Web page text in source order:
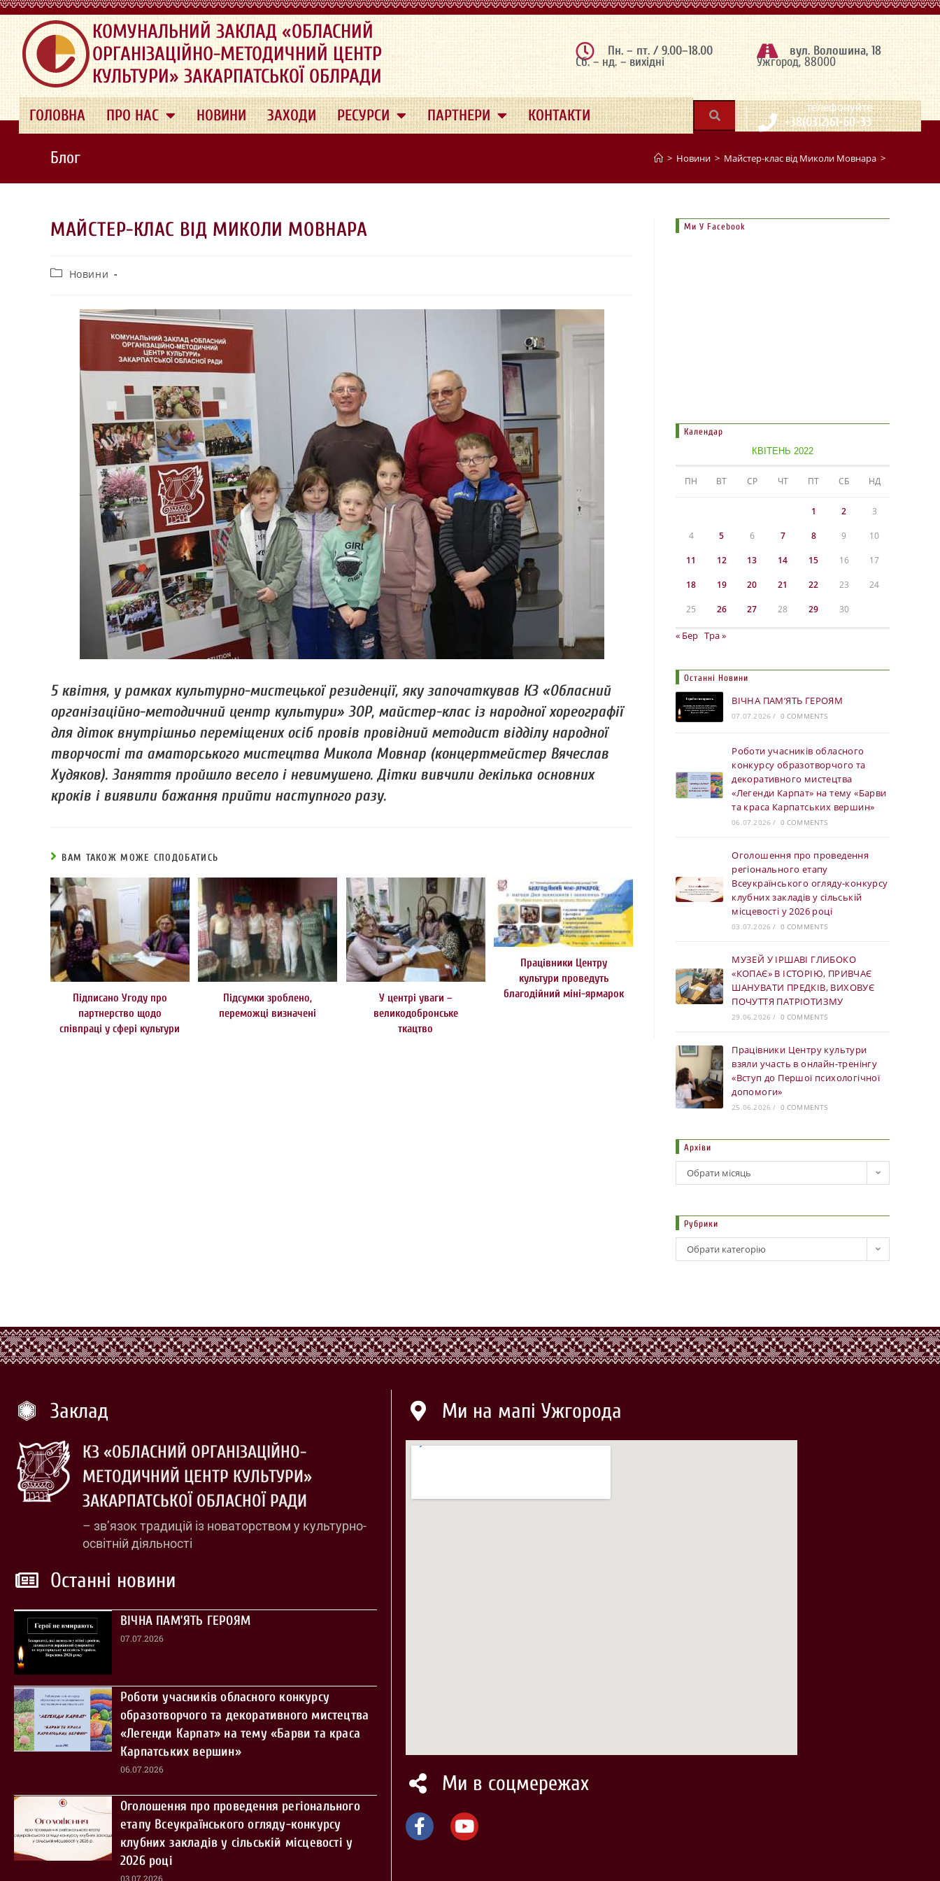
.
КОМУНАЛЬНИЙ ЗАКЛАД «ОБЛАСНИЙ
ОРГАНІЗАЦІЙНО-МЕТОДИЧНИЙ ЦЕНТР
КУЛЬТУРИ» ЗАКАРПАТСЬКОЇ ОБЛРАДИ
Пн. – пт. / 9.00–18.00
Сб. – нд. – вихідні
вул. Волошина, 18
Ужгород, 88000
ГОЛОВНА ПРО НАС НОВИНИ ЗАХОДИ РЕСУРСИ ПАРТНЕРИ КОНТАКТИ | телефонуйте
+38(0312)61-60-33
Блог > Новини > Майстер-клас від Миколи Мовнара >
МАЙСТЕР-КЛАС ВІД МИКОЛИ МОВНАРА
Новини
5 квітня, у рамках культурно-мистецької резиденції, яку започаткував КЗ «Обласний
організаційно-методичний центр культури» ЗОР, майстер-клас із народної хореографії
для діток внутрішньо переміщених осіб провів провідний методист відділу народної
творчості та аматорського мистецтва Микола Мовнар (концертмейстер Вячеслав
Худяков). Заняття пройшло весело і невимушено. Дітки вивчили декілька основних
кроків і виявили бажання прийти наступного разу.
ВАМ ТАКОЖ МОЖЕ СПОДОБАТИСЬ
Підписано Угоду про
партнерство щодо
співпраці у сфері культури
Підсумки зроблено,
переможці визначені
У центрі уваги –
великодобронське
ткацтво
Працівники Центру
культури проведуть
благодійний міні-ярмарок
Ми У Facebook
Календар
КВІТЕНЬ 2022
ПН ВТ СР ЧТ ПТ СБ НД
1 2 3
4 5 6 7 8 9 10
11 12 13 14 15 16 17
18 19 20 21 22 23 24
25 26 27 28 29 30
« Бер Тра »
Останні Новини
ВІЧНА ПАМ’ЯТЬ ГЕРОЯМ
07.07.2026 / 0 COMMENTS
Роботи учасників обласного
конкурсу образотворчого та
декоративного мистецтва
«Легенди Карпат» на тему «Барви
та краса Карпатських вершин»
06.07.2026 / 0 COMMENTS
Оголошення про проведення
регіонального етапу
Всеукраїнського огляду-конкурсу
клубних закладів у сільській
місцевості у 2026 році
03.07.2026 / 0 COMMENTS
МУЗЕЙ У ІРШАВІ ГЛИБОКО
«КОПАЄ» В ІСТОРІЮ, ПРИВЧАЄ
ШАНУВАТИ ПРЕДКІВ, ВИХОВУЄ
ПОЧУТТЯ ПАТРІОТИЗМУ
29.06.2026 / 0 COMMENTS
Працівники Центру культури
взяли участь в онлайн-тренінгу
«Вступ до Першої психологічної
допомоги»
25.06.2026 / 0 COMMENTS
Архіви
Обрати місяць
Рубрики
Обрати категорію
Заклад
КЗ «ОБЛАСНИЙ ОРГАНІЗАЦІЙНО-
МЕТОДИЧНИЙ ЦЕНТР КУЛЬТУРИ»
ЗАКАРПАТСЬКОЇ ОБЛАСНОЇ РАДИ
– зв’язок традицій із новаторством у культурно-
освітній діяльності
Останні новини
ВІЧНА ПАМ’ЯТЬ ГЕРОЯМ
07.07.2026
Роботи учасників обласного конкурсу
образотворчого та декоративного мистецтва
«Легенди Карпат» на тему «Барви та краса
Карпатських вершин»
06.07.2026
Оголошення про проведення регіонального
етапу Всеукраїнського огляду-конкурсу
клубних закладів у сільській місцевості у
2026 році
03.07.2026
Ми на мапі Ужгорода
Ми в соцмережах